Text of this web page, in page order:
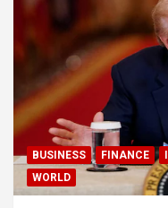
BUSINESS FINANCE
WORLD